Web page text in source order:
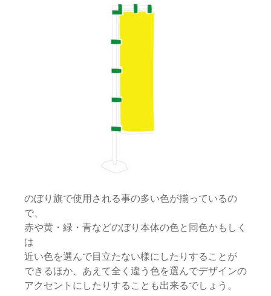
のぼり旗で使用される事の多い色が揃っているの
で、
赤や黄・緑・青などのぼり本体の色と同色かもしく
は
近い色を選んで目立たない様にしたりすることが
できるほか、あえて全く違う色を選んでデザインの
アクセントにしたりすることも出来るでしょう。